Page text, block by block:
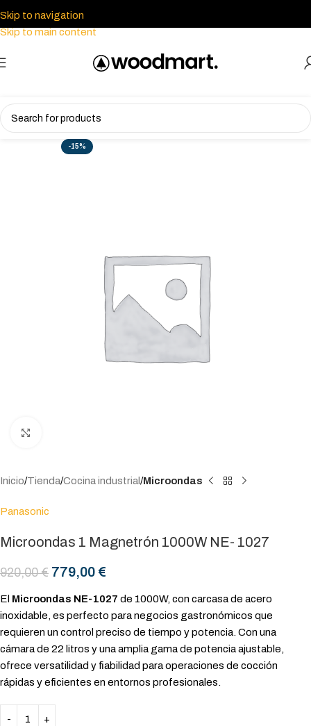
Skip to navigation
Skip to main content
-15%
Inicio Tienda Cocina industrial Microondas
Panasonic
Microondas 1 Magnetrón 1000W NE- 1027
920,00€ 779,00 €
El Microondas NE-1027 de 1000W, con carcasa de acero
inoxidable, es perfecto para negocios gastronómicos que
requieren un control preciso de tiempo y potencia. Con una
cámara de 22 litros y una amplia gama de potencia ajustable,
ofrece versatilidad y fiabilidad para operaciones de cocción
rápidas y eficientes en entornos profesionales.